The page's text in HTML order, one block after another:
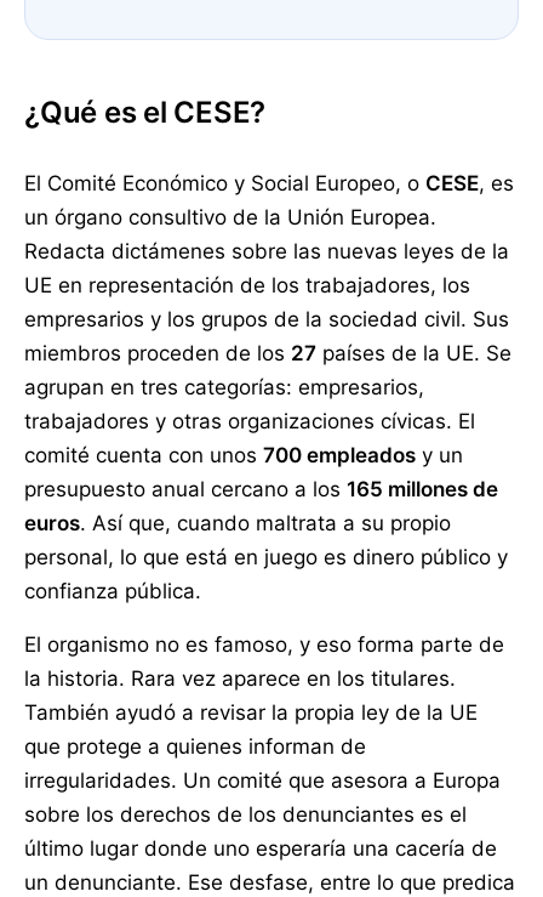
¿Qué es el CESE?
El Comité Económico y Social Europeo, o CESE, es
un órgano consultivo de la Unión Europea.
Redacta dictámenes sobre las nuevas leyes de la
UE en representación de los trabajadores, los
empresarios y los grupos de la sociedad civil. Sus
miembros proceden de los 27 países de la UE. Se
agrupan en tres categorías: empresarios,
trabajadores y otras organizaciones cívicas. El
comité cuenta con unos 700 empleados y un
presupuesto anual cercano a los 165 millones de
euros. Así que, cuando maltrata a su propio
personal, lo que está en juego es dinero público y
confianza pública.
El organismo no es famoso, y eso forma parte de
la historia. Rara vez aparece en los titulares.
También ayudó a revisar la propia ley de la UE
que protege a quienes informan de
irregularidades. Un comité que asesora a Europa
sobre los derechos de los denunciantes es el
último lugar donde uno esperaría una cacería de
un denunciante. Ese desfase, entre lo que predica